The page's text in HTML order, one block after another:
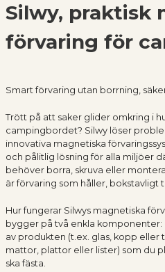
Silwy, praktisk
förvaring för
Smart förvaring utan borrning,
Trött på att saker glider omkring i
campingbordet? Silwy löser
innovativa magnetiska
och pålitlig lösning för alla miljöer
behöver borra, skruva eller
är förvaring som håller, bokstavligt
Hur fungerar Silwys magnetiska
bygger på två enkla
av produkten (t.ex. glas, kopp eller
mattor, plattor eller lister) som du
ska fästa.